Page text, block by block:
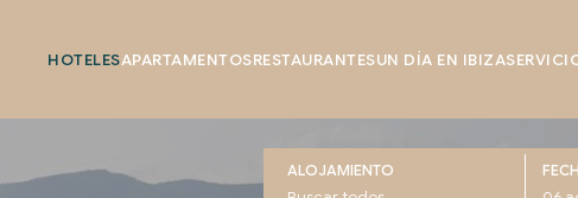
HOTELESAPARTAMENTOSRESTAURANTESUN DÍA EN IBIZA
ALOJAMIENTO